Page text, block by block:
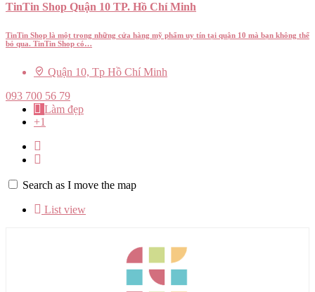
TinTin Shop Quận 10 TP. Hồ Chí Minh
TinTin Shop là một trong những cửa hàng mỹ phẩm uy tín tại quận 10 mà bạn không thể
bỏ qua. TinTin Shop có…
Quận 10, Tp Hồ Chí Minh
093 700 56 79
Làm đẹp
+1
Search as I move the map
List view